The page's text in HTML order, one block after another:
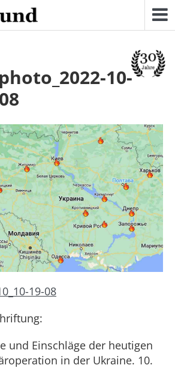
10-
19-08
und Einschläge der heutigen
in der Ukraine. 10.